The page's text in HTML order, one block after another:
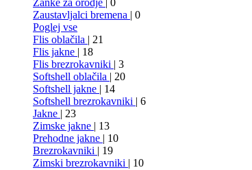
Zanke za orodje | 0
Zaustavljalci bremena | 0
Poglej vse
Flis oblačila | 21
Flis jakne | 18
Flis brezrokavniki | 3
Softshell oblačila | 20
Softshell jakne | 14
Softshell brezrokavniki | 6
Jakne | 23
Zimske jakne | 13
Prehodne jakne | 10
Brezrokavniki | 19
Zimski brezrokavniki | 10